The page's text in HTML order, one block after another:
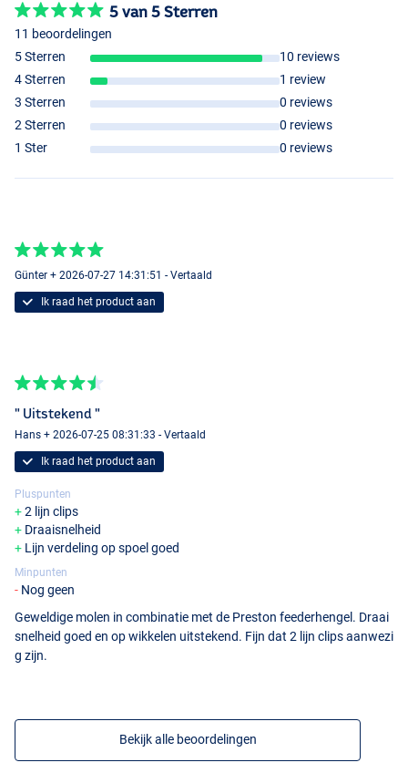
5 van 5 Sterren
11 beoordelingen
5 Sterren
10 reviews
4 Sterren
1 review
3 Sterren
0 reviews
2 Sterren
0 reviews
1 Ster
0 reviews
Günter + 2026-07-27 14:31:51 - Vertaald
Ik raad het product aan
" Uitstekend "
Hans + 2026-07-25 08:31:33 - Vertaald
Ik raad het product aan
Pluspunten
2 lijn clips
Draaisnelheid
Lijn verdeling op spoel goed
Minpunten
Nog geen
Geweldige molen in combinatie met de Preston feederhengel. Draai
snelheid goed en op wikkelen uitstekend. Fijn dat 2 lijn clips aanwezi
g zijn.
Bekijk alle beoordelingen